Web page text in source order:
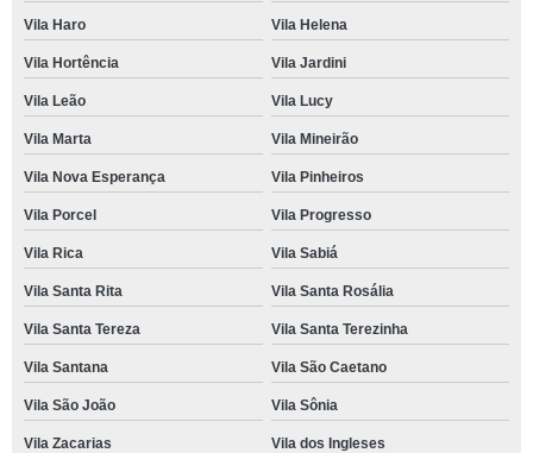
Vila Haro Vila Helena
Vila Hortência Vila Jardini
Vila Leão Vila Lucy
Vila Marta Vila Mineirão
Vila Nova Esperança Vila Pinheiros
Vila Porcel Vila Progresso
Vila Rica Vila Sabiá
Vila Santa Rita Vila Santa Rosália
Vila Santa Tereza Vila Santa Terezinha
Vila Santana Vila São Caetano
Vila São João Vila Sônia
Vila Zacarias Vila dos Ingleses